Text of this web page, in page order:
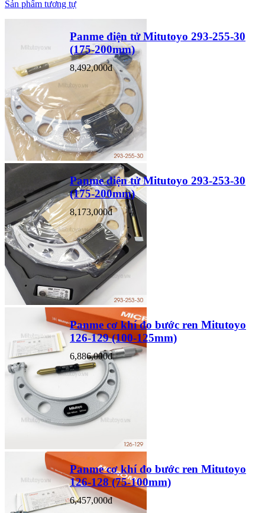
Sản phẩm tương tự
Panme điện tử Mitutoyo 293-255-30
(175-200mm)
8,492,000đ
Panme điện tử Mitutoyo 293-253-30
(175-200mm)
8,173,000đ
Panme cơ khí đo bước ren Mitutoyo
126-129 (100-125mm)
6,886,000đ
Panme cơ khí đo bước ren Mitutoyo
126-128 (75-100mm)
6,457,000đ